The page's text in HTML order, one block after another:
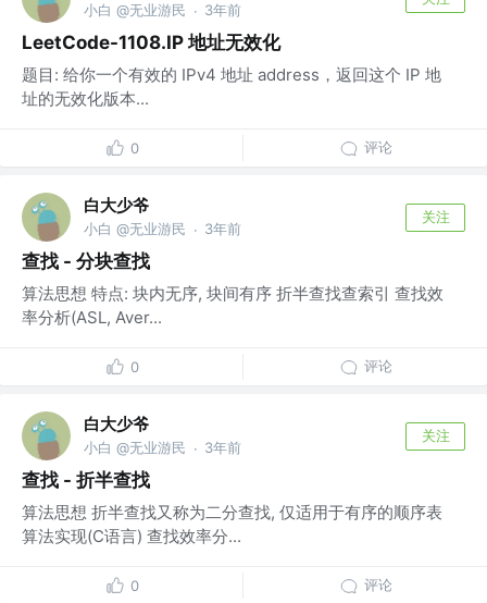
小白 @无业游民 · 3年前
LeetCode-1108.IP 地址无效化
题目: 给你一个有效的 IPv4 地址 address，返回这个 IP 地
址的无效化版本...
0 评论
白大少爷
小白 @无业游民 · 3年前
关注
查找 - 分块查找
算法思想 特点: 块内无序, 块间有序 折半查找查索引 查找效
率分析(ASL, Aver...
0 评论
白大少爷
小白 @无业游民 · 3年前
关注
查找 - 折半查找
算法思想 折半查找又称为二分查找, 仅适用于有序的顺序表
算法实现(C语言) 查找效率分...
0 评论